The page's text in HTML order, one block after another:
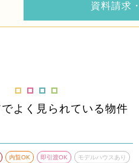
資料請求
よく見られている物件
内覧OK 即引渡OK モデルハウスあり